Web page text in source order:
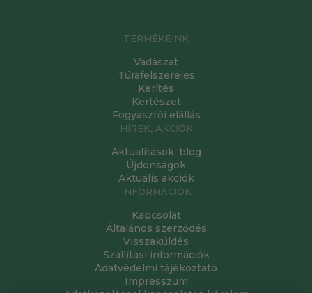
TERMÉKEINK
Vadászat
Túrafelszerelés
Kerítés
Kertészet
Fogyasztói elállás
HÍREK, AKCIÓK
Aktualitások, blog
Újdonságok
Aktuális akciók
INFORMÁCIÓK
Kapcsolat
Általános szerződés
Visszaküldés
Szállítási információk
Adatvédelmi tájékoztató
Impresszum